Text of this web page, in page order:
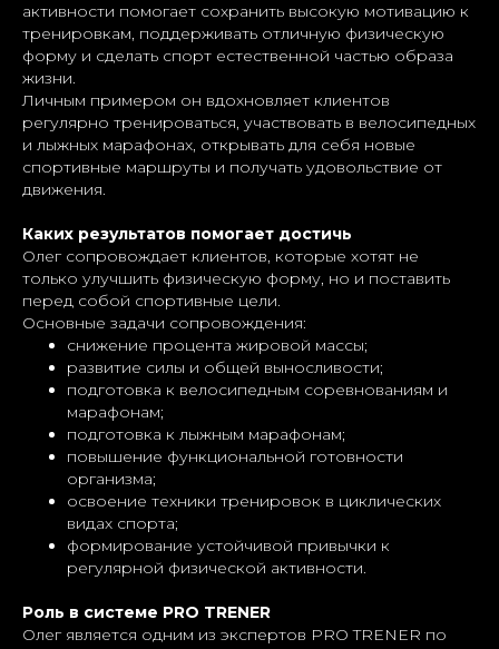
активности помогает сохранить высокую мотивацию к
тренировкам, поддерживать отличную физическую
форму и сделать спорт естественной частью образа
жизни.
Личным примером он вдохновляет клиентов
регулярно тренироваться, участвовать в велосипедных
и лыжных марафонах, открывать для себя новые
спортивные маршруты и получать удовольствие от
движения.
Каких результатов помогает достичь
Олег сопровождает клиентов, которые хотят не
только улучшить физическую форму, но и поставить
перед собой спортивные цели.
Основные задачи сопровождения:
снижение процента жировой массы;
развитие силы и общей выносливости;
подготовка к велосипедным соревнованиям и
марафонам;
подготовка к лыжным марафонам;
повышение функциональной готовности
организма;
освоение техники тренировок в циклических
видах спорта;
формирование устойчивой привычки к
регулярной физической активности.
Роль в системе PRO TRENER
Олег является одним из экспертов PRO TRENER по